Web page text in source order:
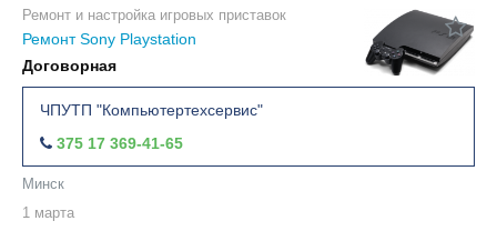
Ремонт и настройка игровых приставок
Ремонт Sony Playstation
Договорная
ЧПУТП "Компьютертехсервис"
375 17 369-41-65
Минск
1 марта